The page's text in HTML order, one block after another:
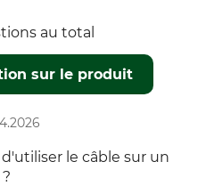
au total
sur le produit
le câble sur un